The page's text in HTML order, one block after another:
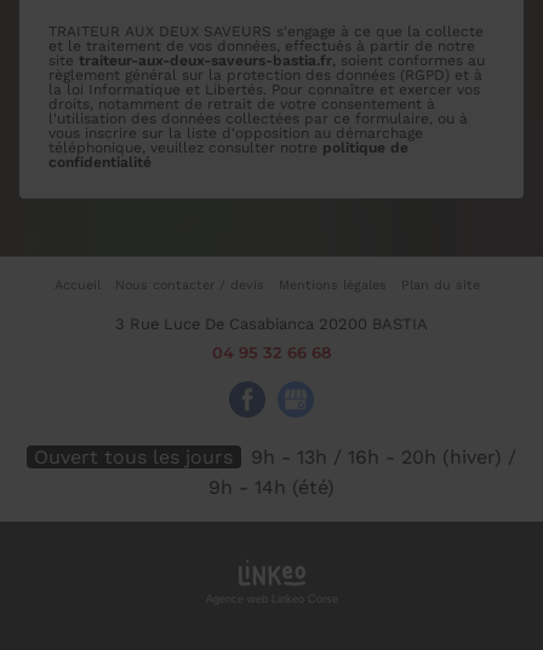
TRAITEUR AUX DEUX SAVEURS s'engage à ce que la collecte
et le traitement de vos données, effectués à partir de notre
site traiteur-aux-deux-saveurs-bastia.fr, soient conformes au
règlement général sur la protection des données (RGPD) et à
la loi Informatique et Libertés. Pour connaître et exercer vos
droits, notamment de retrait de votre consentement à
l'utilisation des données collectées par ce formulaire, ou à
vous inscrire sur la liste d'opposition au démarchage
téléphonique, veuillez consulter notre politique de
confidentialité
3 Rue Luce De Casabianca 20200 BASTIA
04 95 32 66 68
Ouvert tous les jours
9h - 13h / 16h - 20h (hiver) /
9h - 14h (été)
Accueil Nous contacter / devis Mentions légales Plan du site
Agence web Linkeo Corse